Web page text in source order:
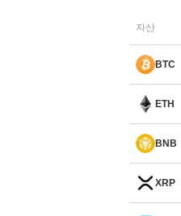
자산
BTC
ETH
BNB
XRP